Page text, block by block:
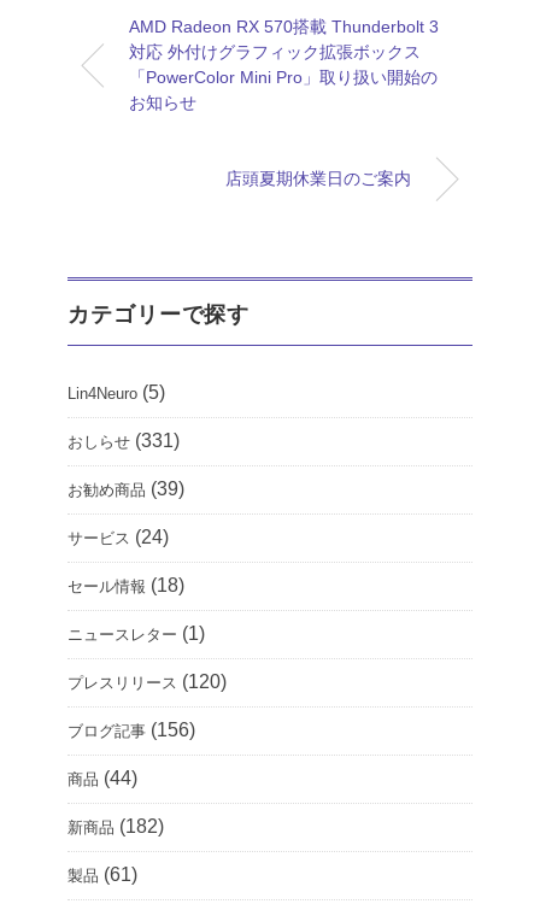
AMD Radeon RX 570搭載 Thunderbolt 3
対応 外付けグラフィック拡張ボックス
「PowerColor Mini Pro」取り扱い開始の
お知らせ
店頭夏期休業日のご案内
カテゴリーで探す
Lin4Neuro (5)
おしらせ (331)
お勧め商品 (39)
サービス (24)
セール情報 (18)
ニュースレター (1)
プレスリリース (120)
ブログ記事 (156)
商品 (44)
新商品 (182)
製品 (61)